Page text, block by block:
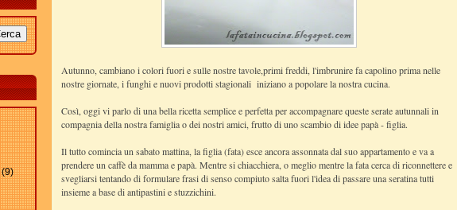
(9)
Autunno, cambiano i colori fuori e sulle nostre tavole,primi freddi, l'imbrunire fa capolino prima nelle
nostre giornate, i funghi e nuovi prodotti stagionali iniziano a popolare la nostra cucina.
Così, oggi vi parlo di una bella ricetta semplice e perfetta per accompagnare queste serate autunnali in
compagnia della nostra famiglia o dei nostri amici, frutto di uno scambio di idee papà - figlia.
Il tutto comincia un sabato mattina, la figlia (fata) esce ancora assonnata dal suo appartamento e va a
prendere un caffè da mamma e papà. Mentre si chiacchiera, o meglio mentre la fata cerca di riconnettere e
svegliarsi tentando di formulare frasi di senso compiuto salta fuori l'idea di passare una seratina tutti
insieme a base di antipastini e stuzzichini.